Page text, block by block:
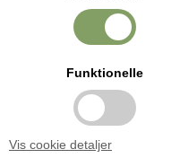
Funktionelle
Vis cookie detaljer
DANSK